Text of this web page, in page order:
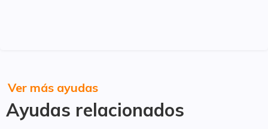
Ayudas relacionados
Ver más ayudas